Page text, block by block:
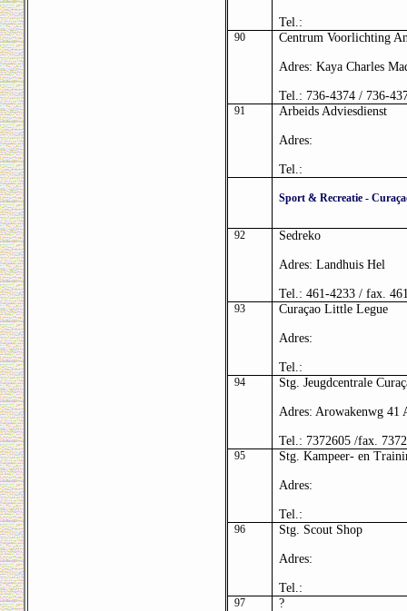
Tel.:
90 Centrum Voorlichting
Adres: Kaya Charles
Tel.: 736-4374 / 736-
91 Arbeids Adviesdienst
Adres:
Tel.:
Sport & Recreatie -
92 Sedreko
Adres: Landhuis Hel
Tel.: 461-4233 / fax.
93 Curaçao Little Legue
Adres:
Tel.:
94 Stg. Jeugdcentrale
Adres: Arowakenwg 41
Tel.: 7372605 /fax.
95 Stg. Kampeer- en
Adres:
Tel.:
96 Stg. Scout Shop
Adres:
Tel.:
97 ?